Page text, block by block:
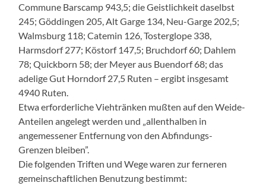
Commune Barscamp 943,5; die Geistlichkeit daselbst
245; Göddingen 205, Alt Garge 134, Neu-Garge 202,5;
Walmsburg 118; Catemin 126, Tosterglope 338,
Harmsdorf 277; Köstorf 147,5; Bruchdorf 60; Dahlem
78; Quickborn 58; der Meyer aus Buendorf 68; das
adelige Gut Horndorf 27,5 Ruten – ergibt insgesamt
4940 Ruten.
Etwa erforderliche Viehtränken mußten auf den Weide-
Anteilen angelegt werden und „allenthalben in
angemessener Entfernung von den Abfindungs-
Grenzen bleiben”.
Die folgenden Triften und Wege waren zur ferneren
gemeinschaftlichen Benutzung bestimmt: